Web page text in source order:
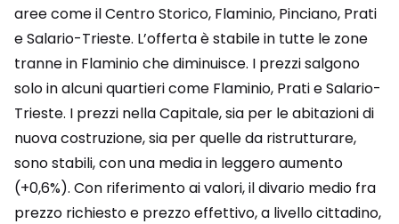
aree come il Centro Storico, Flaminio, Pinciano, Prati
e Salario-Trieste. L’offerta è stabile in tutte le zone
tranne in Flaminio che diminuisce. I prezzi salgono
solo in alcuni quartieri come Flaminio, Prati e Salario-
Trieste. I prezzi nella Capitale, sia per le abitazioni di
nuova costruzione, sia per quelle da ristrutturare,
sono stabili, con una media in leggero aumento
(+0,6%). Con riferimento ai valori, il divario medio fra
prezzo richiesto e prezzo effettivo, a livello cittadino,